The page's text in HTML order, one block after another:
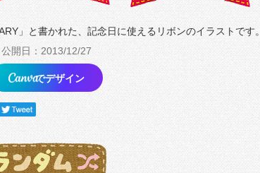
」と書かれた、記念日に使えるリボンのイラストです。
公開日：2013/12/27
でデザイン